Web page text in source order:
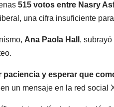
515 votos entre Nasry
una cifra insuficiente
Ana Paola Hall ,
paciencia y esperar que
un mensaje en la red social